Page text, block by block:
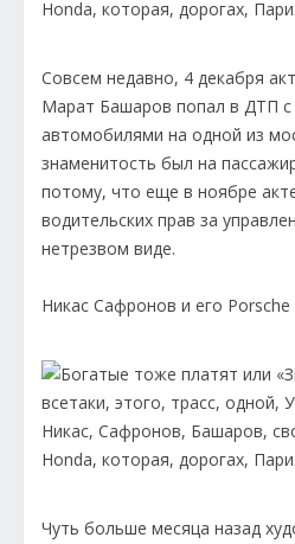
Совсем недавно, 4 декабря
Марат Башаров попал в ДТП с
автомобилями на одной из
знаменитость был на
потому, что еще в ноябре
водительских прав за
нетрезвом виде.
Никас Сафронов и его Porsche
Чуть больше месяца назад